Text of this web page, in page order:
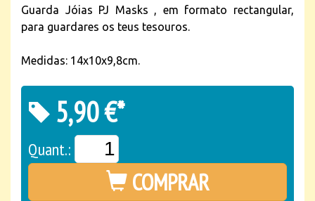
Guarda Jóias PJ Masks , em formato rectangular,
para guardares os teus tesouros.
Medidas: 14x10x9,8cm.
5,90 €*
Quant.:
COMPRAR